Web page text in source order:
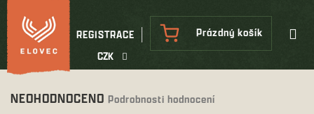
Přejít
na
obsah
CZK
REGISTRACE
NÁKUPNÍ
KOŠÍK
Prázdný košík
Průměrné
NEOHODNOCENO Podrobnosti hodnocení